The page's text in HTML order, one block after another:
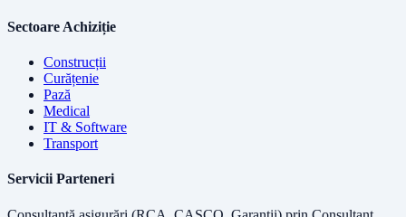
Sectoare Achiziție
Construcții
Curățenie
Pază
Medical
IT & Software
Transport
Servicii Parteneri